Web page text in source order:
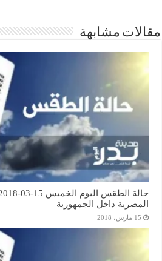
مقالات مشابهة
المصرية داخل الجمهورية
15 مارس، 2018